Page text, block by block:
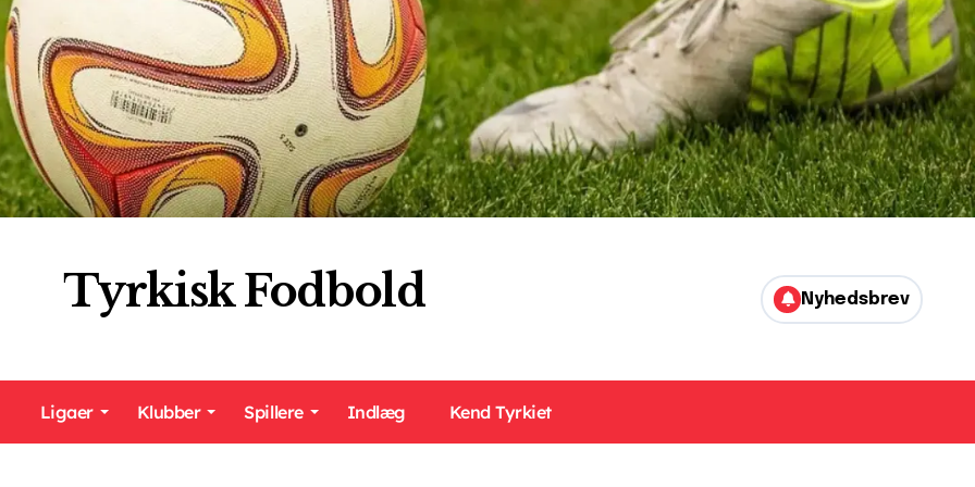
Tyrkisk Fodbold Nyhedsbrev
Ligaer Klubber Spillere Indlæg Kend Tyrkiet